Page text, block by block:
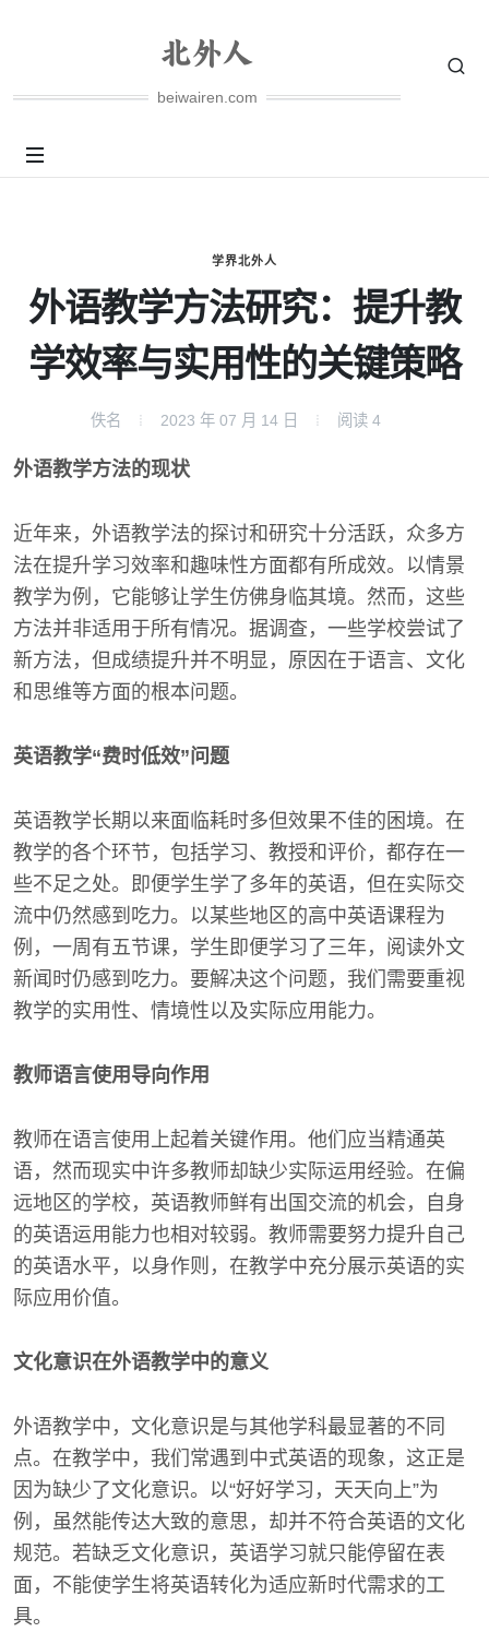
beiwairen.com
学界北外人
外语教学方法研究：提升教
学效率与实用性的关键策略
佚名 2023 年 07 月 14 日 阅读 4
外语教学方法的现状
近年来，外语教学法的探讨和研究十分活跃，众多方
法在提升学习效率和趣味性方面都有所成效。以情景
教学为例，它能够让学生仿佛身临其境。然而，这些
方法并非适用于所有情况。据调查，一些学校尝试了
新方法，但成绩提升并不明显，原因在于语言、文化
和思维等方面的根本问题。
英语教学“费时低效”问题
英语教学长期以来面临耗时多但效果不佳的困境。在
教学的各个环节，包括学习、教授和评价，都存在一
些不足之处。即便学生学了多年的英语，但在实际交
流中仍然感到吃力。以某些地区的高中英语课程为
例，一周有五节课，学生即便学习了三年，阅读外文
新闻时仍感到吃力。要解决这个问题，我们需要重视
教学的实用性、情境性以及实际应用能力。
教师语言使用导向作用
教师在语言使用上起着关键作用。他们应当精通英
语，然而现实中许多教师却缺少实际运用经验。在偏
远地区的学校，英语教师鲜有出国交流的机会，自身
的英语运用能力也相对较弱。教师需要努力提升自己
的英语水平，以身作则，在教学中充分展示英语的实
际应用价值。
文化意识在外语教学中的意义
外语教学中，文化意识是与其他学科最显著的不同
点。在教学中，我们常遇到中式英语的现象，这正是
因为缺少了文化意识。以“好好学习，天天向上”为
例，虽然能传达大致的意思，却并不符合英语的文化
规范。若缺乏文化意识，英语学习就只能停留在表
面，不能使学生将英语转化为适应新时代需求的工
具。